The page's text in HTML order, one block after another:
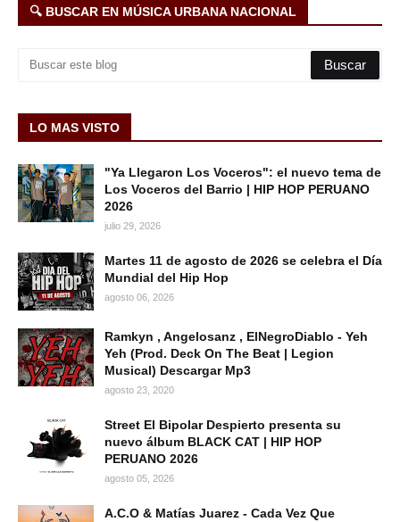
🔍 BUSCAR EN MÚSICA URBANA NACIONAL
LO MAS VISTO
"Ya Llegaron Los Voceros": el nuevo tema de
Los Voceros del Barrio | HIP HOP PERUANO
2026
julio 29, 2026
Martes 11 de agosto de 2026 se celebra el Día
Mundial del Hip Hop
agosto 06, 2026
Ramkyn , Angelosanz , ElNegroDiablo - Yeh
Yeh (Prod. Deck On The Beat | Legion
Musical) Descargar Mp3
agosto 23, 2020
Street El Bipolar Despierto presenta su
nuevo álbum BLACK CAT | HIP HOP
PERUANO 2026
agosto 05, 2026
A.C.O & Matías Juarez - Cada Vez Que